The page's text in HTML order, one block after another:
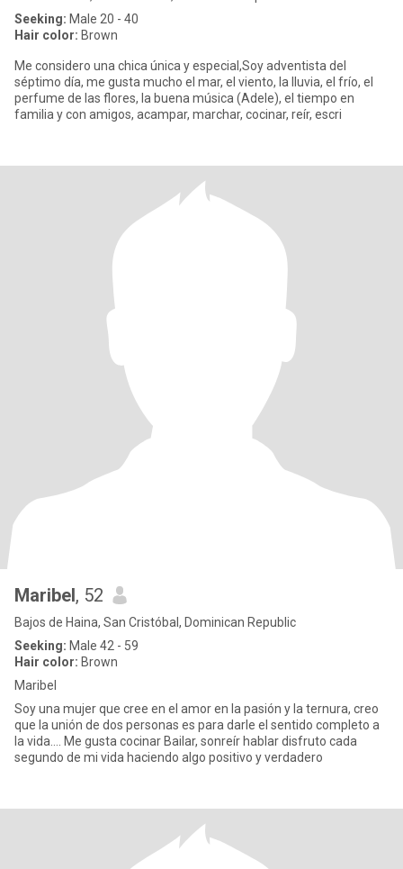
Seeking: Male 20 - 40
Hair color: Brown
Me considero una chica única y especial,Soy adventista del
séptimo día, me gusta mucho el mar, el viento, la lluvia, el frío, el
perfume de las flores, la buena música (Adele), el tiempo en
familia y con amigos, acampar, marchar, cocinar, reír, escri
Maribel, 52
Bajos de Haina, San Cristóbal, Dominican Republic
Seeking: Male 42 - 59
Hair color: Brown
Maribel
Soy una mujer que cree en el amor en la pasión y la ternura, creo
que la unión de dos personas es para darle el sentido completo a
la vida…. Me gusta cocinar Bailar, sonreír hablar disfruto cada
segundo de mi vida haciendo algo positivo y verdadero